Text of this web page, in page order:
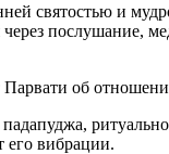
святостью и
послушание,
об
его вибрации.